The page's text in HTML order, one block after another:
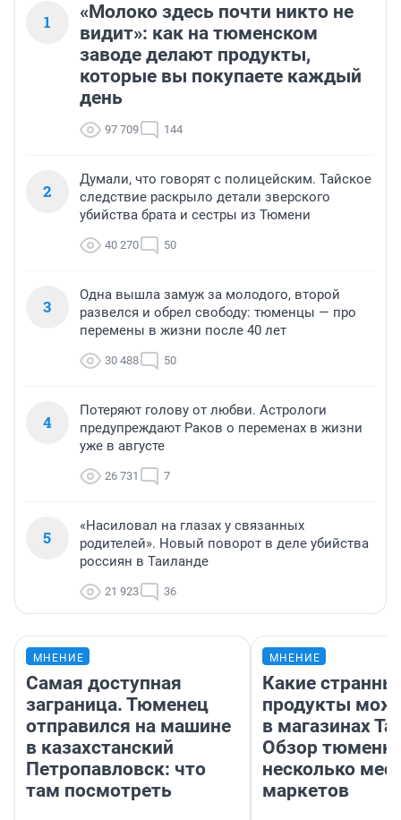
1
«Молоко здесь почти никто не
видит»: как на тюменском
заводе делают продукты,
которые вы покупаете каждый
день
97 709 144
2
Думали, что говорят с полицейским. Тайское
следствие раскрыло детали зверского
убийства брата и сестры из Тюмени
40 270 50
3
Одна вышла замуж за молодого, второй
развелся и обрел свободу: тюменцы — про
перемены в жизни после 40 лет
30 488 50
4
Потеряют голову от любви. Астрологи
предупреждают Раков о переменах в жизни
уже в августе
26 731 7
5
«Насиловал на глазах у связанных
родителей». Новый поворот в деле убийства
россиян в Таиланде
21 923 36
МНЕНИЕ
Самая доступная
заграница. Тюменец
отправился на машине
в казахстанский
Петропавловск: что
там посмотреть
МНЕНИЕ
Какие
продукты
в магазинах
Обзор
несколько
маркетов